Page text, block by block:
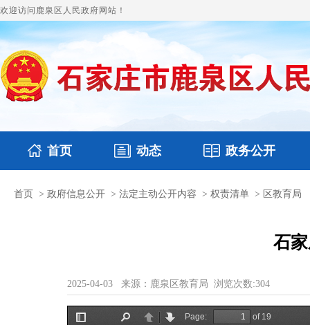
欢迎访问鹿泉区人民政府网站！
首页 动态
国务要闻 鹿泉要闻 图片新闻
政务公开
本区文件 财政预决算
首页 > 政府信息公开 > 法定主动公开内容 > 权责清单 > 区教育局
石
2025-04-03 来源：鹿泉区教育局 浏览次数:304